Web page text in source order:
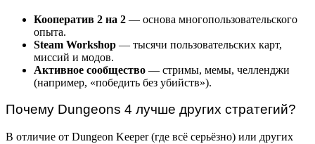
Кооператив 2 на 2 — основа многопользовательского
опыта.
Steam Workshop — тысячи пользовательских карт,
миссий и модов.
Активное сообщество — стримы, мемы, челленджи
(например, «победить без убийств»).
Почему Dungeons 4 лучше других стратегий?
В отличие от Dungeon Keeper (где всё серьёзно) или других